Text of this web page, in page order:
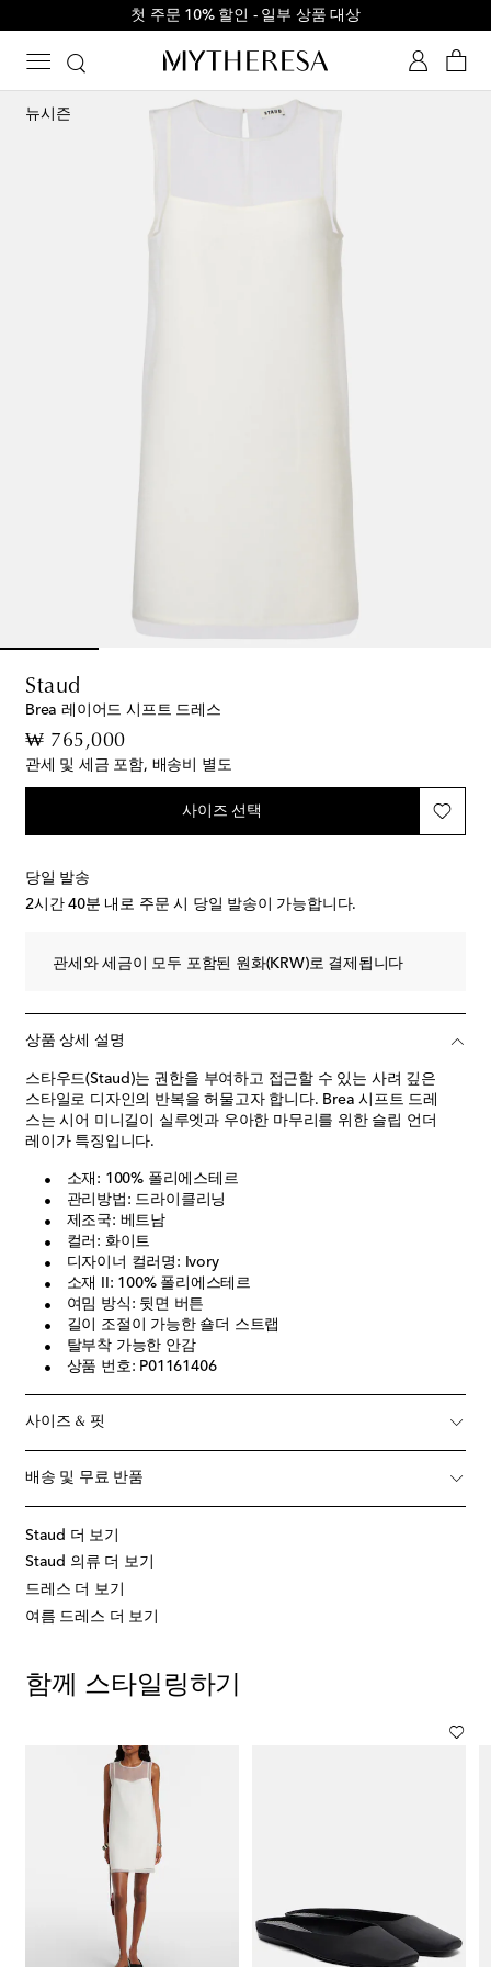
첫 주문 10% 할인 - 일부 상품 대상
뉴시즌
Staud
Brea 레이어드 시프트 드레스
₩ 765,000original price
관세 및 세금 포함, 배송비 별도
사이즈 선택
당일 발송
2시간 40분 내로 주문 시 당일 발송이 가능합니다.
관세와 세금이 모두 포함된 원화(KRW)로 결제됩니다
상품 상세 설명
스타우드(Staud)는 권한을 부여하고 접근할 수 있는 사려 깊은
스타일로 디자인의 반복을 허물고자 합니다. Brea 시프트 드레
스는 시어 미니길이 실루엣과 우아한 마무리를 위한 슬립 언더
레이가 특징입니다.
소재: 100% 폴리에스테르
관리방법: 드라이클리닝
제조국: 베트남
컬러: 화이트
디자이너 컬러명: Ivory
소재 II: 100% 폴리에스테르
여밈 방식: 뒷면 버튼
길이 조절이 가능한 숄더 스트랩
탈부착 가능한 안감
상품 번호: P01161406
사이즈 & 핏
배송 및 무료 반품
Staud 더 보기
Staud 의류 더 보기
드레스 더 보기
여름 드레스 더 보기
함께 스타일링하기